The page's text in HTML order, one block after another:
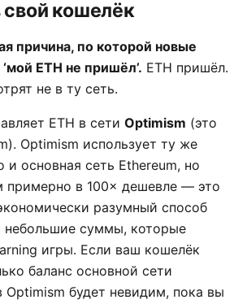
свой кошелёк
причина, по которой новые
ETH не пришёл’. ETH пришёл.
не в ту сеть.
ETH в сети Optimism (это
Optimism использует ту же
и основная сеть Ethereum, но
примерно в 100× дешевле — это
разумный способ
небольшие суммы, которые
игры. Если ваш кошелёк
баланс основной сети
Optimism будет невидим, пока вы